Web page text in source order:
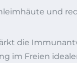
und
die
im Freien